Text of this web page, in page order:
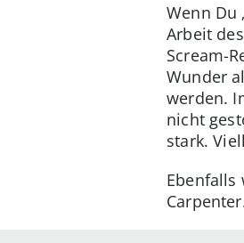
Wenn Du
Arbeit
Scream-
Wunder
werden.
nicht
stark.
Ebenfalls